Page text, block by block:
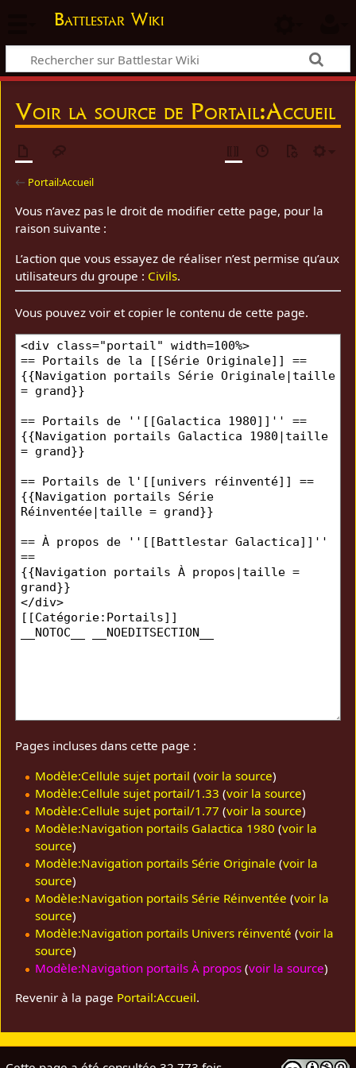
Battlestar Wiki
Voir la source de Portail:Accueil
← Portail:Accueil
Vous n’avez pas le droit de modifier cette page, pour la
raison suivante :
L’action que vous essayez de réaliser n’est permise qu’aux
utilisateurs du groupe : Civils.
Vous pouvez voir et copier le contenu de cette page.
Pages incluses dans cette page :
Modèle:Cellule sujet portail (voir la source)
Modèle:Cellule sujet portail/1.33 (voir la source)
Modèle:Cellule sujet portail/1.77 (voir la source)
Modèle:Navigation portails Galactica 1980 (voir la
source)
Modèle:Navigation portails Série Originale (voir la
source)
Modèle:Navigation portails Série Réinventée (voir la
source)
Modèle:Navigation portails Univers réinventé (voir la
source)
Modèle:Navigation portails À propos(voir la source)
Revenir à la page Portail:Accueil.